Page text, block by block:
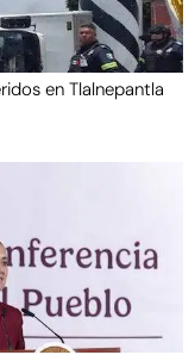
en Tlalnepantla